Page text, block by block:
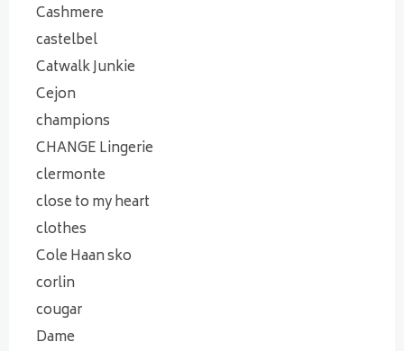
Cashmere
castelbel
Catwalk Junkie
Cejon
champions
CHANGE Lingerie
clermonte
close to my heart
clothes
Cole Haan sko
corlin
cougar
Dame